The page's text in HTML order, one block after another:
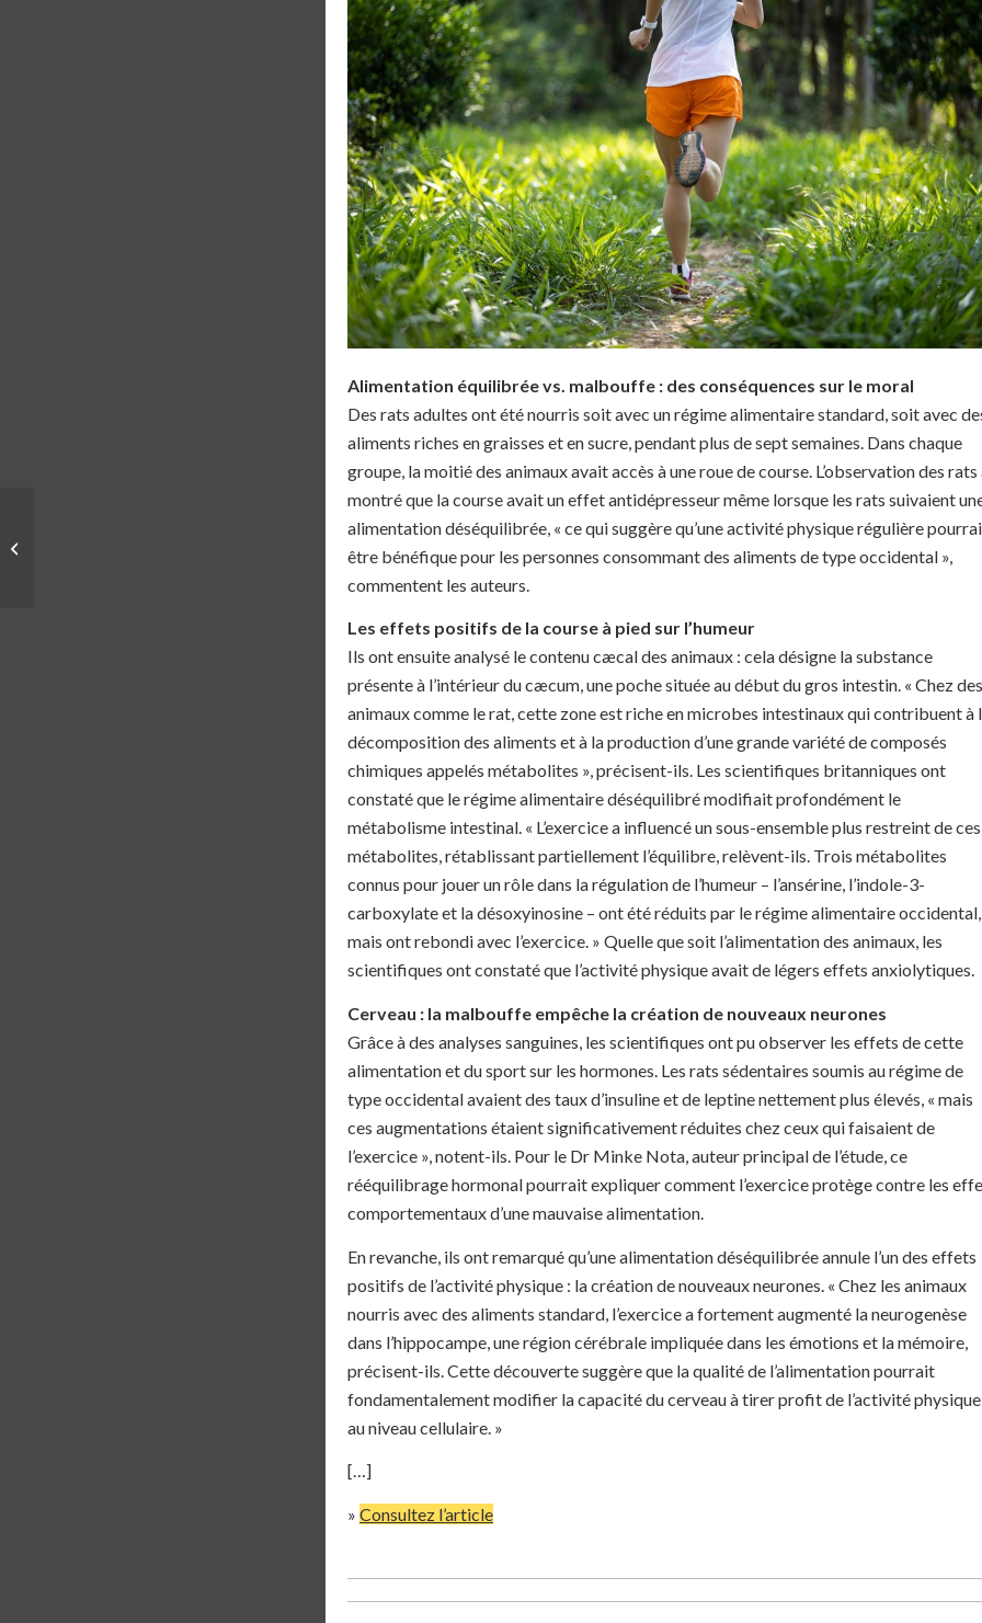
Alimentation équilibrée vs. malbouffe : des conséquences sur le moral
Des rats adultes ont été nourris soit avec un régime alimentaire standard, soit avec
aliments riches en graisses et en sucre, pendant plus de sept semaines. Dans chaque
groupe, la moitié des animaux avait accès à une roue de course. L’observation des rats
montré que la course avait un effet antidépresseur même lorsque les rats suivaient
alimentation déséquilibrée, « ce qui suggère qu’une activité physique régulière
être bénéfique pour les personnes consommant des aliments de type occidental »,
commentent les auteurs.
Les effets positifs de la course à pied sur l’humeur
Ils ont ensuite analysé le contenu cæcal des animaux : cela désigne la substance
présente à l’intérieur du cæcum, une poche située au début du gros intestin. « Chez des
animaux comme le rat, cette zone est riche en microbes intestinaux qui contribuent à
décomposition des aliments et à la production d’une grande variété de composés
chimiques appelés métabolites », précisent-ils. Les scientifiques britanniques ont
constaté que le régime alimentaire déséquilibré modifiait profondément le
métabolisme intestinal. « L’exercice a influencé un sous-ensemble plus restreint de ces
métabolites, rétablissant partiellement l’équilibre, relèvent-ils. Trois métabolites
connus pour jouer un rôle dans la régulation de l’humeur – l’ansérine, l’indole-3-
carboxylate et la désoxyinosine – ont été réduits par le régime alimentaire occidental,
mais ont rebondi avec l’exercice. » Quelle que soit l’alimentation des animaux, les
scientifiques ont constaté que l’activité physique avait de légers effets anxiolytiques.
Cerveau : la malbouffe empêche la création de nouveaux neurones
Grâce à des analyses sanguines, les scientifiques ont pu observer les effets de cette
alimentation et du sport sur les hormones. Les rats sédentaires soumis au régime de
type occidental avaient des taux d’insuline et de leptine nettement plus élevés, « mais
ces augmentations étaient significativement réduites chez ceux qui faisaient de
l’exercice », notent-ils. Pour le Dr Minke Nota, auteur principal de l’étude, ce
rééquilibrage hormonal pourrait expliquer comment l’exercice protège contre les
comportementaux d’une mauvaise alimentation.
En revanche, ils ont remarqué qu’une alimentation déséquilibrée annule l’un des effets
positifs de l’activité physique : la création de nouveaux neurones. « Chez les animaux
nourris avec des aliments standard, l’exercice a fortement augmenté la neurogenèse
dans l’hippocampe, une région cérébrale impliquée dans les émotions et la mémoire,
précisent-ils. Cette découverte suggère que la qualité de l’alimentation pourrait
fondamentalement modifier la capacité du cerveau à tirer profit de l’activité physique
au niveau cellulaire. »
[…]
» Consultez l’article